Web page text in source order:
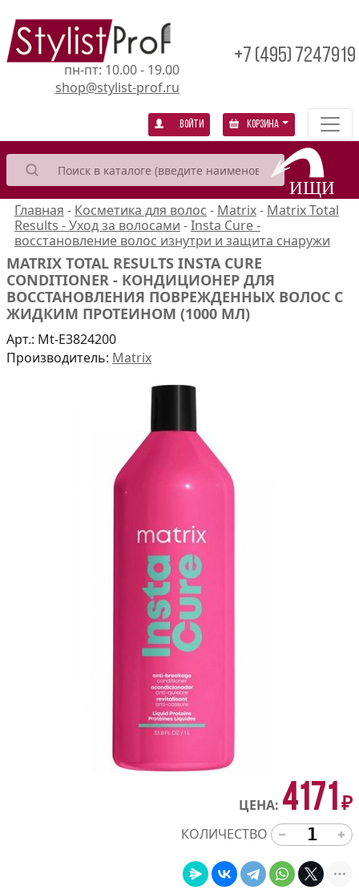
пн-пт: 10.00 - 19.00
shop@stylist-prof.ru
+7 (495) 7247919
Войти Корзина
Главная - Косметика для волос - Matrix- Matrix Total
Results - Уход за волосами -Insta Cure -
восстановление волос изнутри и защита снаружи
MATRIX TOTAL RESULTS INSTA CURE
CONDITIONER - КОНДИЦИОНЕР ДЛЯ
ВОССТАНОВЛЕНИЯ ПОВРЕЖДЕННЫХ ВОЛОС С
ЖИДКИМ ПРОТЕИНОМ (1000 МЛ)
Арт.: Mt-E3824200
Производитель: Matrix
ЦЕНА: 4171 ₽
КОЛИЧЕСТВО